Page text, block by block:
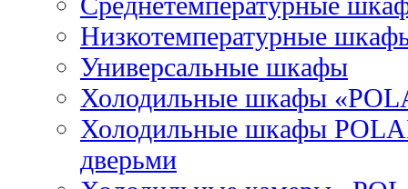
Низкотемпературные
Универсальные шкафы
Холодильные шкафы
Холодильные шкафы
дверьми